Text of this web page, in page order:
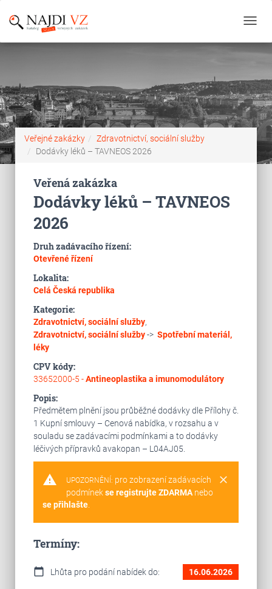
Veřejné zakázky
Zdravotnictví, sociální služby
Dodávky léků – TAVNEOS 2026
Veřená zakázka
Dodávky léků – TAVNEOS
2026
Druh zadávacího řízení:
Otevřené řízení
Lokalita:
Celá Česká republika
Kategorie:
Zdravotnictví, sociální služby,
Zdravotnictví, sociální služby-> Spotřební materiál,
léky
CPV kódy:
33652000-5 -Antineoplastika a imunomodulátory
Popis:
Předmětem plnění jsou průběžné dodávky dle Přílohy č.
1 Kupní smlouvy – Cenová nabídka, v rozsahu a v
souladu se zadávacími podmínkami a to dodávky
léčivých přípravků avakopan – L04AJ05.
warning clear
UPOZORNĚNÍ: pro zobrazení zadávacích
podmínekse registrujte ZDARMAnebo
se přihlašte.
Termíny:
calendar_today Lhůta pro podání nabídek do: 16.06.2026